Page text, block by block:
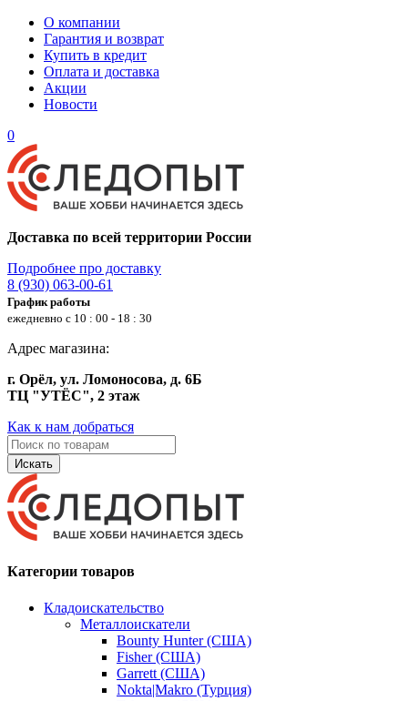
О компании
Гарантия и возврат
Купить в кредит
Оплата и доставка
Акции
Новости
0
Доставка по всей территории России
Подробнее про доставку
8 (930) 063-00-61
График работы
ежедневно с 10 : 00 - 18 : 30
Адрес магазина:
г. Орёл, ул. Ломоносова, д. 6Б
ТЦ "УТЁС", 2 этаж
Как к нам добраться
Искать
Категории товаров
Кладоискательство
Металлоискатели
Bounty Hunter (США)
Fisher (США)
Garrett (США)
Nokta|Makro (Турция)